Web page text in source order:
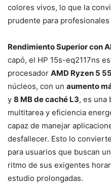
colores vivos, lo que la
prudente para
Rendimiento Superior con
capó, el HP 15s-eq2117ns
procesador AMD Ryzen 5
núcleos, con un aumento
y 8 MB de caché L3, es una
multitarea y eficiencia
capaz de manejar
desfallecer. Esto lo
para usuarios que buscan
ritmo de sus exigentes
estudio prolongadas.